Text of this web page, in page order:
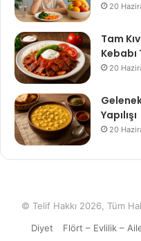
20
Tam
20
Yapılışı
20
© Telif Hakkı 2026, Tüm
Diyet
Flört – Evlilik –